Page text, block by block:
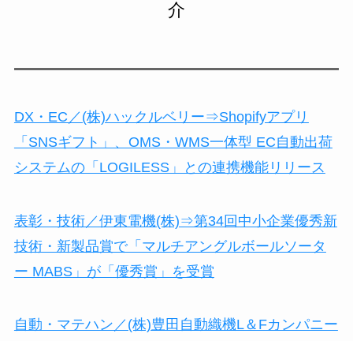
介
DX・EC／(株)ハックルベリー⇒Shopifyアプリ
「SNSギフト」、OMS・WMS一体型 EC自動出荷
システムの「LOGILESS」との連携機能リリース
表彰・技術／伊東電機(株)⇒第34回中小企業優秀新
技術・新製品賞で「マルチアングルボールソータ
ー MABS」が「優秀賞」を受賞
自動・マテハン／(株)豊田自動織機L＆Fカンパニー